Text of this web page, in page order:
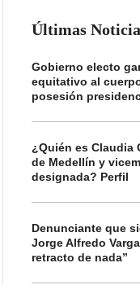
Últimas
Gobierno electo
equitativo al
posesión
¿Quién es Claudia
de Medellín y
designada? Perfil
Denunciante que
Jorge Alfredo
retracto de nada”